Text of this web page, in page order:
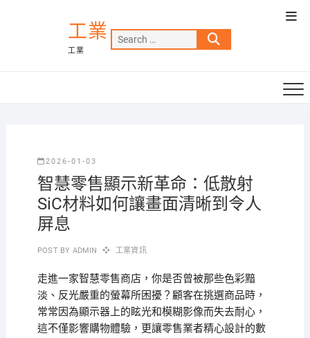
工業
工業
Search
…
2026-01-03
智慧零售顯示新革命：低散射
SiC材料如何讓畫面清晰到令人
屏息
POST BY ADMIN 工業資訊
走進一家智慧零售商店，你是否曾被那些色彩黯
淡、反光嚴重的螢幕所困擾？顧客在挑選商品時，
常常因為顯示器上的眩光和模糊影像而失去耐心，
這不僅影響購物體驗，更讓零售業者精心設計的數